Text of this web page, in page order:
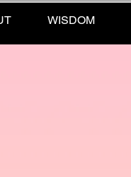
WISDOM